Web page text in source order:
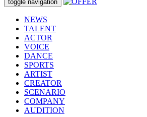
toggle navigation
NEWS
TALENT
ACTOR
VOICE
DANCE
SPORTS
ARTIST
CREATOR
SCENARIO
COMPANY
AUDITION